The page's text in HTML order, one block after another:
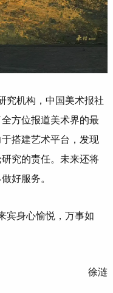
究机构，中国美术报社
方位报道美术界的最
搭建艺术平台，发现
究的责任。未来还将
好服务。
宾身心愉悦，万事如
徐涟